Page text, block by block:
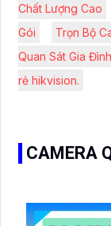
Chất Lượng Cao
Gói
Trọn Bộ
Quan Sát Gia
rẻ hikvision.
CAMERA